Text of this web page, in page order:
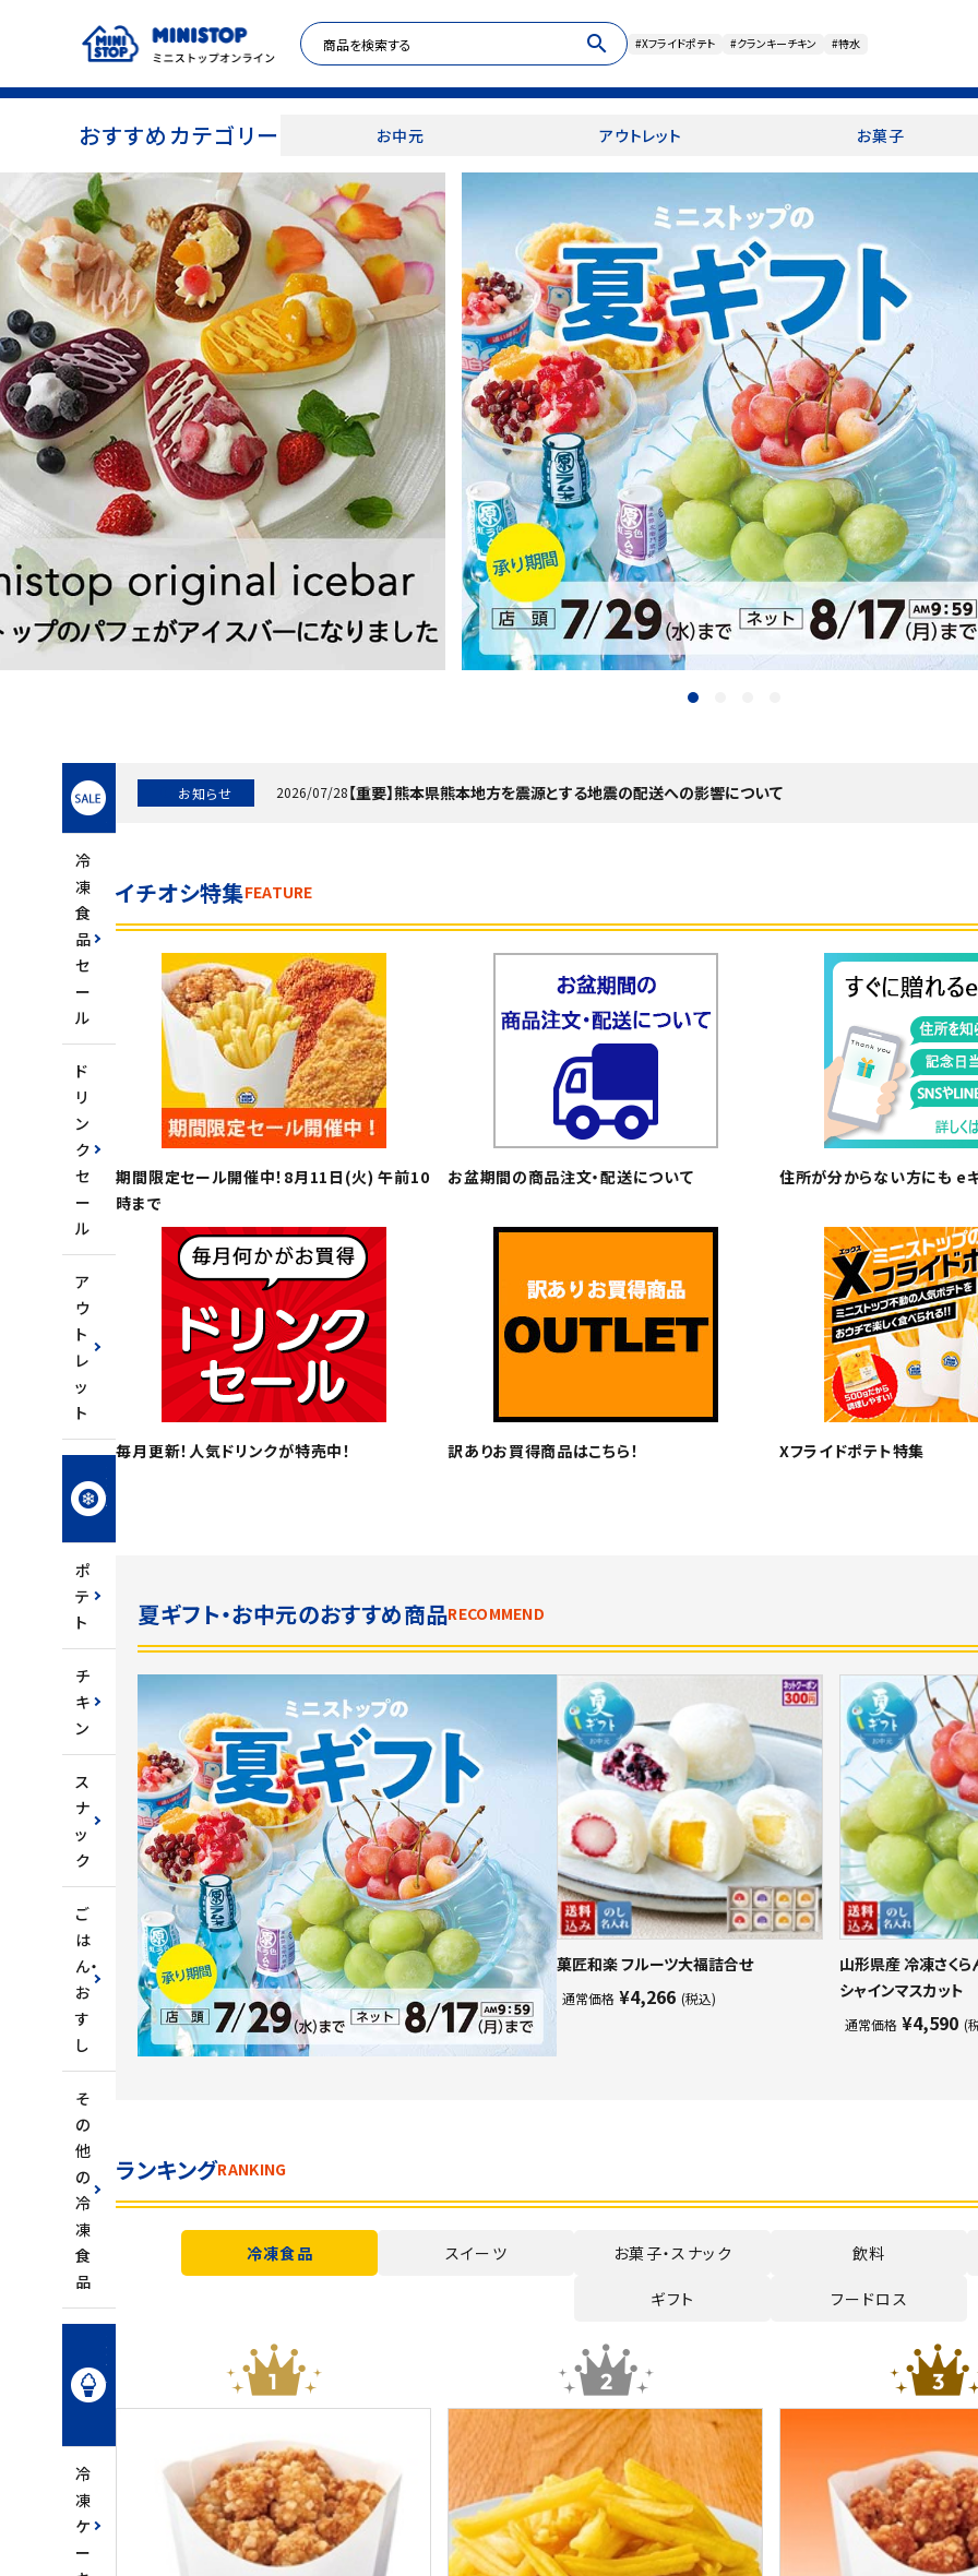
search #Xフライドポテト #クランキーチキン #特水
おすすめカテゴリー お中元 アウトレット お菓子
ACCOUNT MENU
meeting_room ログイン person 新規登録
セール商品
カテゴリから探す
冷凍食品
スイーツ
飲料
ギフト
セール
フードロス
ペット用品
SHOP GUIDE
お問い合わせ
特定商取引法表示について
プライバシーポリシー
会社概要
冷
凍
食
品
セ
ー
ル
ド
リ
ン
ク
セ
ー
ル
ア
ウ
ト
レ
ッ
ト
冷
凍
食
ポ
テ
ト
チ
キ
ン
ス
ナ
ッ
ク
ご
は
ん・
お
す
し
そ
の
他
の
冷
凍
食
品
冷
凍
ス
ー
冷
凍
ケ
ー
お知らせ 2026/07/28【重要】熊本県熊本地方を震源とする地震の配送への影響について
イチオシ特集FEATURE
期間限定セール開催中！8月11日(火) 午前10
時まで
お盆期間の商品注文・配送について 住所が分からない方にも e
毎月更新！人気ドリンクが特売中！ 訳ありお買得商品はこちら！ Xフライドポテト特集
夏ギフト・お中元のおすすめ商品RECOMMEND
菓匠和楽 フルーツ大福詰合せ
通常価格 ¥4,266 (税込)
山形県産 冷凍さくら
シャインマスカット
通常価格¥4,590 (
ランキングRANKING
冷凍食品 スイーツ お菓子・スナック 飲料
ギフト フードロス